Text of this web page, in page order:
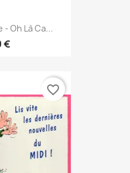
Oh Là Ca...
€
favorite_border